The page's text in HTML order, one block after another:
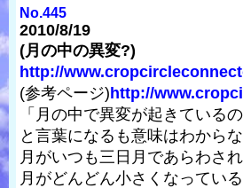
No.445
2010/8/19
(月の中の異変?)
http://
(参考ページ) http://
「月の中で異変が起きているの
と言葉になるも意味はわからな
月がいつも三日月であらわさ
月がどんどん小さくなっている